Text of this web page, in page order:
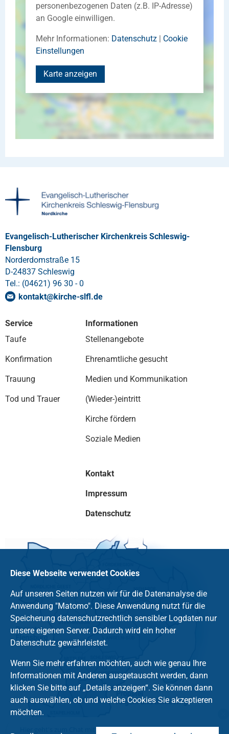
personenbezogenen Daten (z.B. IP-Adresse)
an Google einwilligen.
Mehr Informationen: Datenschutz | Cookie
Einstellungen
Karte anzeigen
Evangelisch-Lutherischer Kirchenkreis Schleswig-
Flensburg
Norderdomstraße 15
D-24837 Schleswig
Tel.: (04621) 96 30 - 0
kontakt@kirche-slfl.de
Service
Taufe
Konfirmation
Trauung
Tod und Trauer
Informationen
Stellenangebote
Ehrenamtliche gesucht
Medien und Kommunikation
(Wieder-)eintritt
Kirche fördern
Soziale Medien
Kontakt
Impressum
Datenschutz
Diese Webseite verwendet Cookies
Auf unseren Seiten nutzen wir für die Datenanalyse die
Anwendung "Matomo". Diese Anwendung nutzt für die
Speicherung datenschutzrechtlich sensibler Logdaten nur
unsere eigenen Server. Dadurch wird ein hoher
Datenschutz gewährleistet.
Wenn Sie mehr erfahren möchten, auch wie genau Ihre
Informationen mit Anderen ausgetauscht werden, dann
klicken Sie bitte auf „Details anzeigen“. Sie können dann
auch auswählen, ob und welche Cookies Sie akzeptieren
möchten.
Hier geht's zum Chat mit dem Team des Kirchenkreises